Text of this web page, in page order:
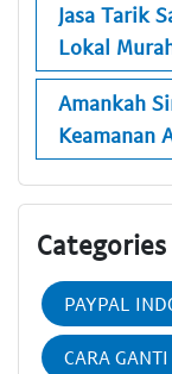
Jasa Tarik
Lokal
Amankah
Keamanan
Categories
PAYPAL
CARA